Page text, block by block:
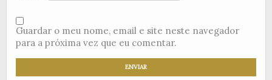
Guardar o meu nome, email e site neste navegador
para a próxima vez que eu comentar.